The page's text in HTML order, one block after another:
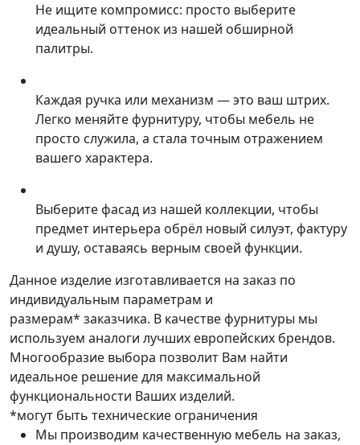
Не ищите компромисс: просто выберите
идеальный оттенок из нашей обширной
палитры.
Каждая ручка или механизм — это ваш штрих.
Легко меняйте фурнитуру, чтобы мебель не
просто служила, а стала точным отражением
вашего характера.
Выберите фасад из нашей коллекции, чтобы
предмет интерьера обрёл новый силуэт, фактуру
и душу, оставаясь верным своей функции.
Данное изделие изготавливается на заказ по
индивидуальным параметрам и
размерам* заказчика. В качестве фурнитуры мы
используем аналоги лучших европейских брендов.
Многообразие выбора позволит Вам найти
идеальное решение для максимальной
функциональности Ваших изделий.
*могут быть технические ограничения
Мы производим качественную мебель на заказ,